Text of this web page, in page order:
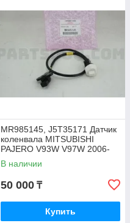
MR985145, J5T35171 Датчик
коленвала MITSUBISHI
PAJERO V93W V97W 2006-
2021, JAPAN
В наличии
50 000 ₸
Купить